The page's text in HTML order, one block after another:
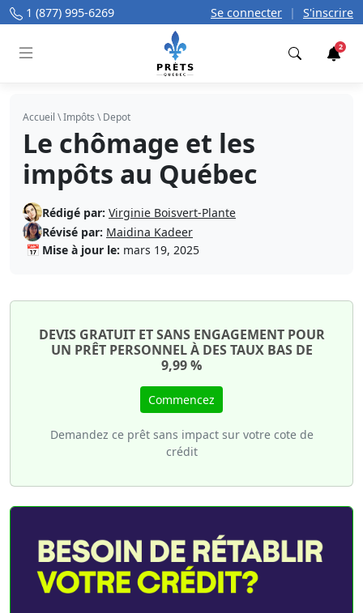
1 (877) 995-6269 Se connecter | S'inscrire
2
Accueil \Impôts \Depot
Le chômage et les
impôts au Québec
Rédigé par: Virginie Boisvert-Plante
Révisé par: Maidina Kadeer
📅 Mise à jour le: mars 19, 2025
DEVIS GRATUIT ET SANS ENGAGEMENT POUR
UN PRÊT PERSONNEL À DES TAUX BAS DE
9,99 %
Commencez
Demandez ce prêt sans impact sur votre cote de
crédit